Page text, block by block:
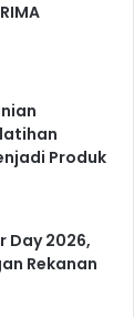
Produk
Day 2026,
Rekanan